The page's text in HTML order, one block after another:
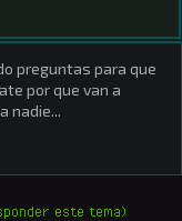
preguntas para que
por que van a
nadie...
este tema)